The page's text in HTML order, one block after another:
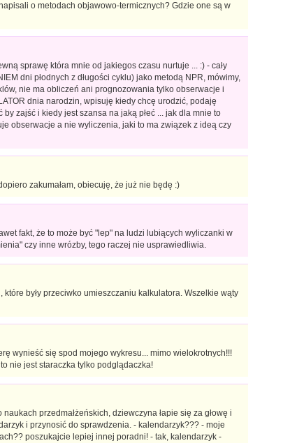
o metodach objawowo-termicznych? Gdzie one są w
sprawę która mnie od jakiegos czasu nurtuje ... :) - cały
dni płodnych z długości cyklu) jako metodą NPR, mówimy,
nie ma obliczeń ani prognozowania tylko obserwacje i
dnia narodzin, wpisuję kiedy chcę urodzić, podaję
zajść i kiedy jest szansa na jaką płeć ... jak dla mnie to
obserwacje a nie wyliczenia, jaki to ma związek z ideą czy
zakumałam, obiecuję, że już nie będę :)
fakt, że to może być "lep" na ludzi lubiących wyliczanki w
czy inne wrózby, tego raczej nie usprawiedliwia.
były przeciwko umieszczaniu kalkulatora. Wszelkie wąty
wynieść się spod mojego wykresu... mimo wielokrotnych!!!
nie jest staraczka tylko podglądaczka!
przedmałżeńskich, dziewczyna łapie się za głowę i
i przynosić do sprawdzenia. - kalendarzyk??? - moje
poszukajcie lepiej innej poradni! - tak, kalendarzyk -